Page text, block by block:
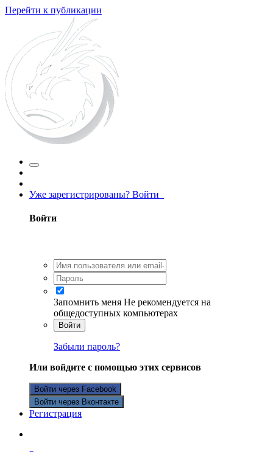
Перейти к публикации
Уже зарегистрированы? Войти
Войти
Запомнить меня Не рекомендуется на
общедоступных компьютерах
Войти
Забыли пароль?
Или войдите с помощью этих сервисов
Войти через Facebook
Войти через Вконтакте
Регистрация